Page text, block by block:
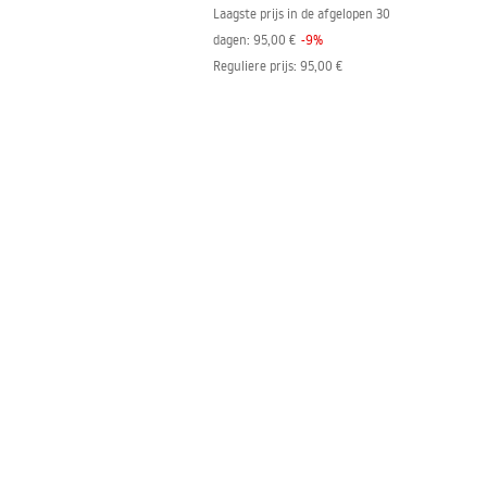
Laagste prijs in de afgelopen 30
dagen: 95,00 € -9%
Reguliere prijs: 95,00 €